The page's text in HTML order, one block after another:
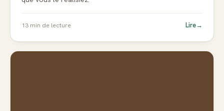
13 min de lecture Lire→